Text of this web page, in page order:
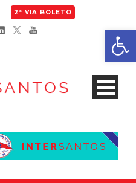
2ª VIA BOLETO
Abrir